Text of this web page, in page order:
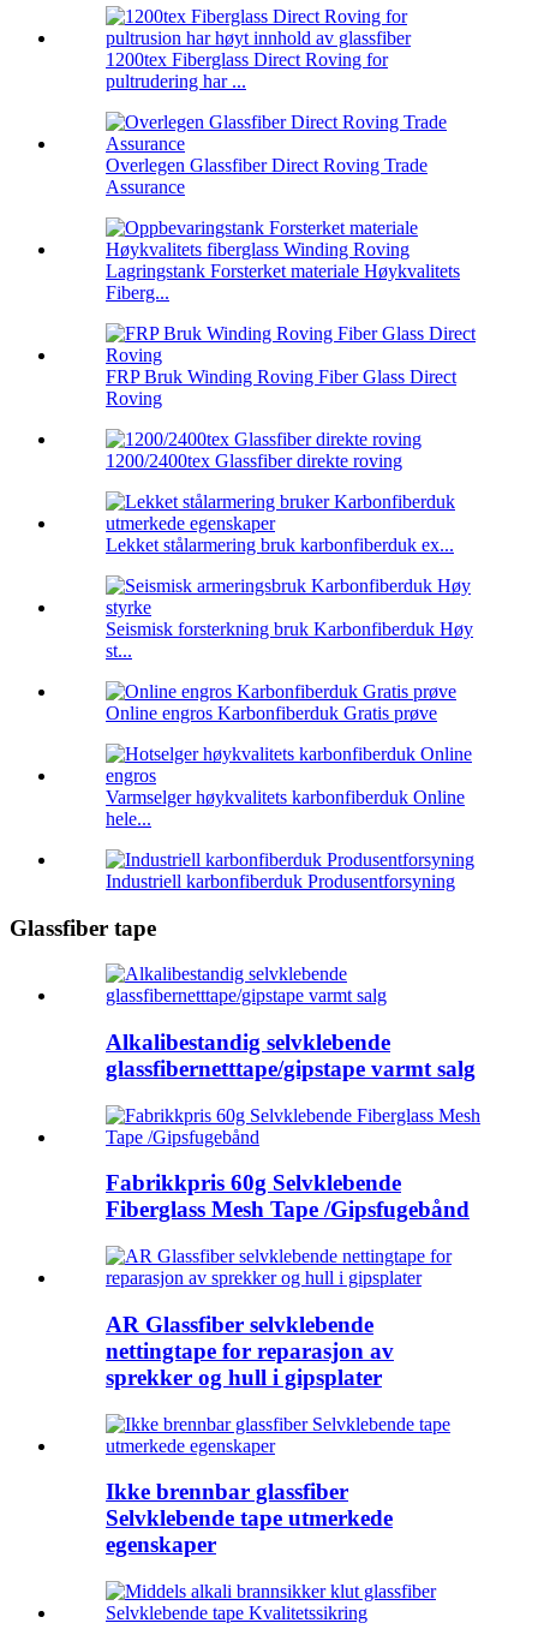
1200tex Fiberglass Direct Roving for
pultrudering har ...
Overlegen Glassfiber Direct Roving Trade
Assurance
Lagringstank Forsterket materiale Høykvalitets
Fiberg...
FRP Bruk Winding Roving Fiber Glass Direct
Roving
1200/2400tex Glassfiber direkte roving
Lekket stålarmering bruk karbonfiberduk ex...
Seismisk forsterkning bruk Karbonfiberduk Høy
st...
Online engros Karbonfiberduk Gratis prøve
Varmselger høykvalitets karbonfiberduk Online
hele...
Industriell karbonfiberduk Produsentforsyning
Glassfiber tape
Alkalibestandig selvklebende
glassfibernetttape/gipstape varmt salg
Fabrikkpris 60g Selvklebende
Fiberglass Mesh Tape /Gipsfugebånd
AR Glassfiber selvklebende
nettingtape for reparasjon av
sprekker og hull i gipsplater
Ikke brennbar glassfiber
Selvklebende tape utmerkede
egenskaper